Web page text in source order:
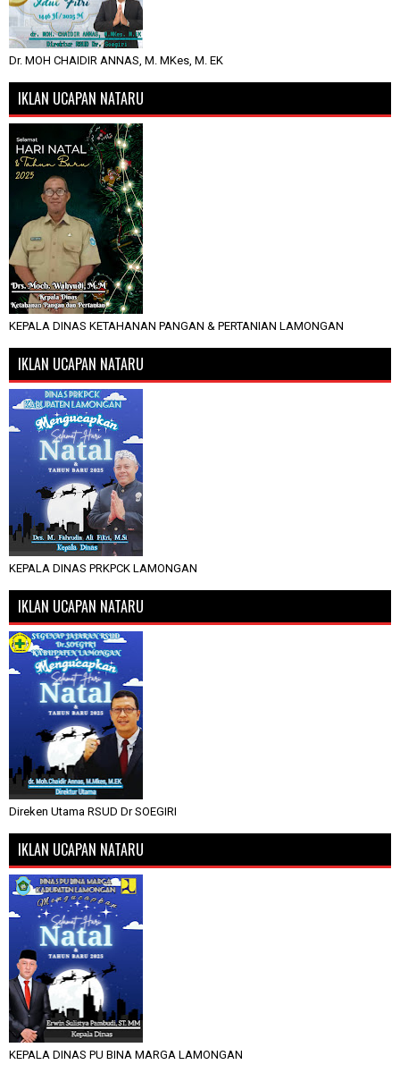
Dr. MOH CHAIDIR ANNAS, M. MKes, M. EK
IKLAN UCAPAN NATARU
KEPALA DINAS KETAHANAN PANGAN & PERTANIAN LAMONGAN
IKLAN UCAPAN NATARU
KEPALA DINAS PRKPCK LAMONGAN
IKLAN UCAPAN NATARU
Direken Utama RSUD Dr SOEGIRI
IKLAN UCAPAN NATARU
KEPALA DINAS PU BINA MARGA LAMONGAN